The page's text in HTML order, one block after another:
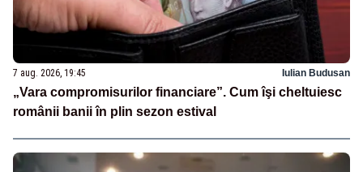
7 aug. 2026, 19:45 Iulian Budusan
„Vara compromisurilor financiare”. Cum îşi cheltuiesc
românii banii în plin sezon estival